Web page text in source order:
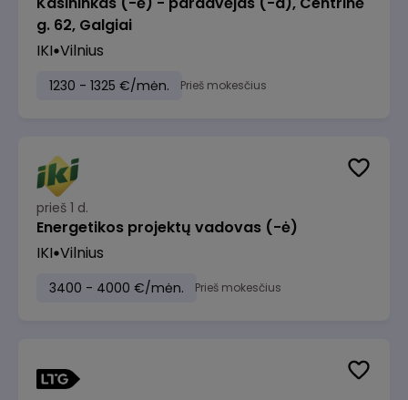
g. 62, Galgiai
IKI Vilnius
1230 - 1325 €/mėn. Prieš mokesčius
prieš 1 d.
Energetikos projektų vadovas (-ė)
IKI Vilnius
3400 - 4000 €/mėn. Prieš mokesčius